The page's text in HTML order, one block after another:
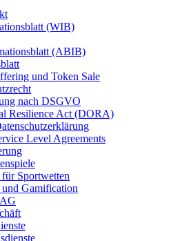
(WIB)
(ABIB)
und Token Sale
nach DSGVO
Resilience Act (DORA)
Level Agreements
Sportwetten
Gamification